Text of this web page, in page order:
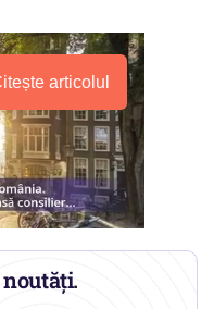
articolul